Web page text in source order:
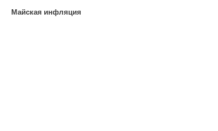
Майская инфляция